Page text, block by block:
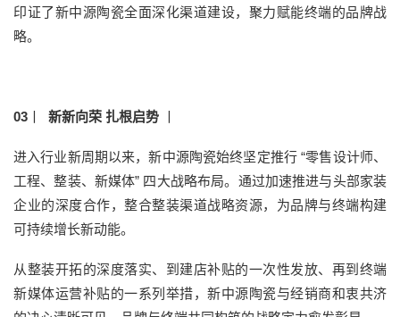
印证了新中源陶瓷全面深化渠道建设，聚力赋能终端的品牌战
略。
03 新新向荣 扎根启势
进入行业新周期以来，新中源陶瓷始终坚定推行 “零售设计师、
工程、整装、新媒体” 四大战略布局。通过加速推进与头部家装
企业的深度合作，整合整装渠道战略资源，为品牌与终端构建
可持续增长新动能。
从整装开拓的深度落实、到建店补贴的一次性发放、再到终端
新媒体运营补贴的一系列举措，新中源陶瓷与经销商和衷共济